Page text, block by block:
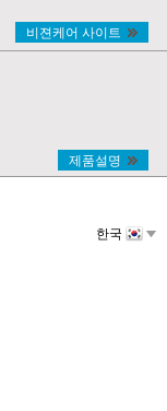
비젼케어 사이트
제품설명
한국